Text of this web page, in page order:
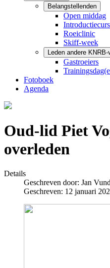
Belangstellenden
Open middag
Roeiclinic
Skiff-week
Leden andere
Gastroeiers
Fotoboek
Agenda
Oud-lid Piet
overleden
Details
Geschreven door: Jan
Geschreven: 12 januari